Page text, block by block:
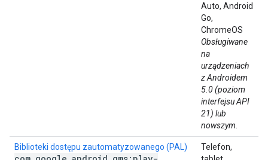
Auto, Android
Go,
ChromeOS
Obsługiwane
na
urządzeniach
z Androidem
5.0 (poziom
interfejsu API
21) lub
nowszym.
Biblioteki dostępu zautomatyzowanego (PAL)
Telefon,